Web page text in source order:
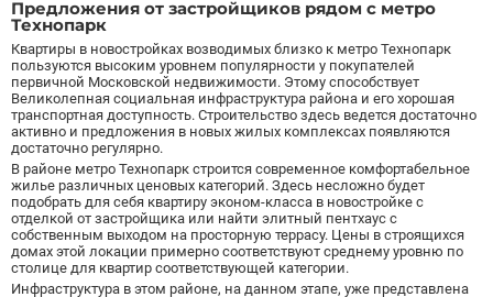
Боровицкая
Боровское шоссе
Ботанический сад
Братиславская
Бульвар Адмирала Ушакова 5
Бульвар Дмитрия Донского
Бульвар Рокоссовского 22
Бунинская аллея
Бутырская
В Вавиловская
Варшавская 2
Предложения от застройщиков рядом с метро
Технопарк
Квартиры в новостройках возводимых близко к метро Технопарк
пользуются высоким уровнем популярности у покупателей
первичной Московской недвижимости. Этому способствует
Великолепная социальная инфраструктура района и его хорошая
транспортная доступность. Строительство здесь ведется достаточно
активно и предложения в новых жилых комплексах появляются
достаточно регулярно.
В районе метро Технопарк строится современное комфортабельное
жилье различных ценовых категорий. Здесь несложно будет
подобрать для себя квартиру эконом-класса в новостройке с
отделкой от застройщика или найти элитный пентхаус с
собственным выходом на просторную террасу. Цены в строящихся
домах этой локации примерно соответствуют среднему уровню по
столице для квартир соответствующей категории.
Инфраструктура в этом районе, на данном этапе, уже представлена